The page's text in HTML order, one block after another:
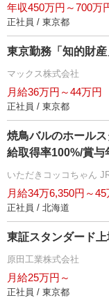
年収450万円～700万
正社員 / 東京都
東京勤務「知的財
マックス株式会社
月給36万円～44万円
正社員 / 東京都
焼鳥バルのホール
給取得率100%/賞与
いただきコッコちゃん
月給34万6,350円～
正社員 / 北海道
東証スタンダード
原田工業株式会社
月給25万円～
正社員 / 東京都